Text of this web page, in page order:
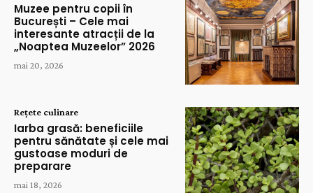
Muzee pentru copii în
București – Cele mai
interesante atracții de la
„Noaptea Muzeelor” 2026
mai 20, 2026
Rețete culinare
Iarba grasă: beneficiile
pentru sănătate și cele mai
gustoase moduri de
preparare
mai 18, 2026